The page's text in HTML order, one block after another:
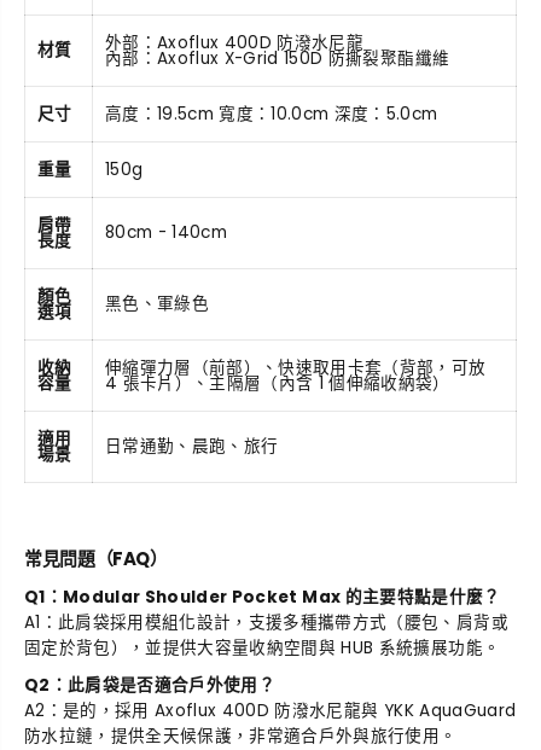
材質 外部：Axoflux 400D 防潑水尼龍
內部：Axoflux X-Grid 150D 防撕裂聚酯纖維
尺寸 高度：19.5cm 寬度：10.0cm 深度：5.0cm
重量 150g
肩帶
長度 80cm - 140cm
顏色
選項 黑色、軍綠色
收納
容量
伸縮彈力層（前部）、快速取用卡套（背部，可放
4 張卡片）、主隔層（內含 1 個伸縮收納袋）
適用
場景 日常通勤、晨跑、旅行
常見問題（FAQ）
Q1：Modular Shoulder Pocket Max 的主要特點是什麼？
A1：此肩袋採用模組化設計，支援多種攜帶方式（腰包、肩背或
固定於背包），並提供大容量收納空間與 HUB 系統擴展功能。
Q2：此肩袋是否適合戶外使用？
A2：是的，採用 Axoflux 400D 防潑水尼龍與 YKK AquaGuard
防水拉鏈，提供全天候保護，非常適合戶外與旅行使用。